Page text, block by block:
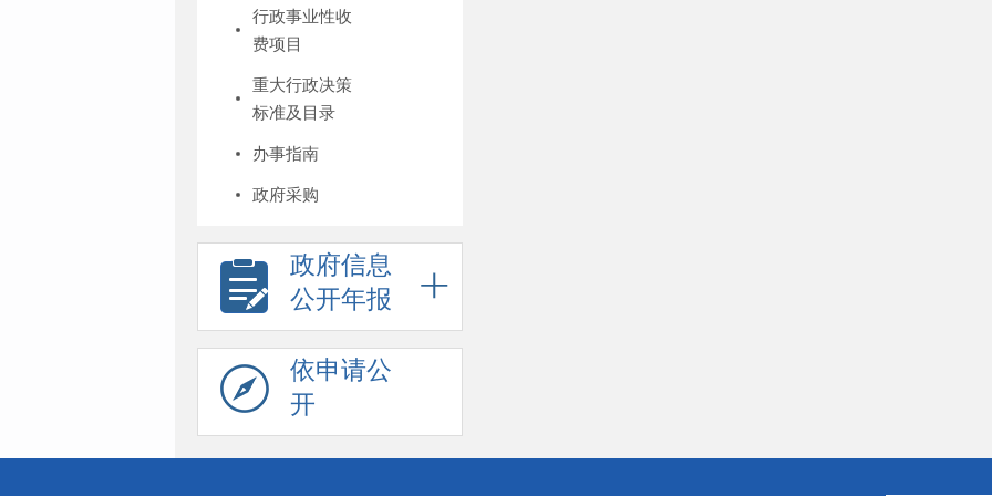
行政事业性收
费项目
重大行政决策
标准及目录
办事指南
政府采购
政府信息
公开年报
依申请公
开